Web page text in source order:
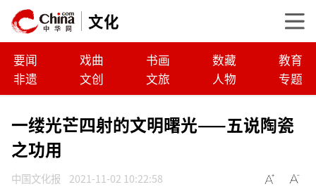
文化
要闻 戏曲 书画 数藏
教育
非遗
文创 文旅 人物 专题
一缕光芒四射的文明曙光——五说陶瓷
之功用
中国文化报 2021-11-02 10:22:58